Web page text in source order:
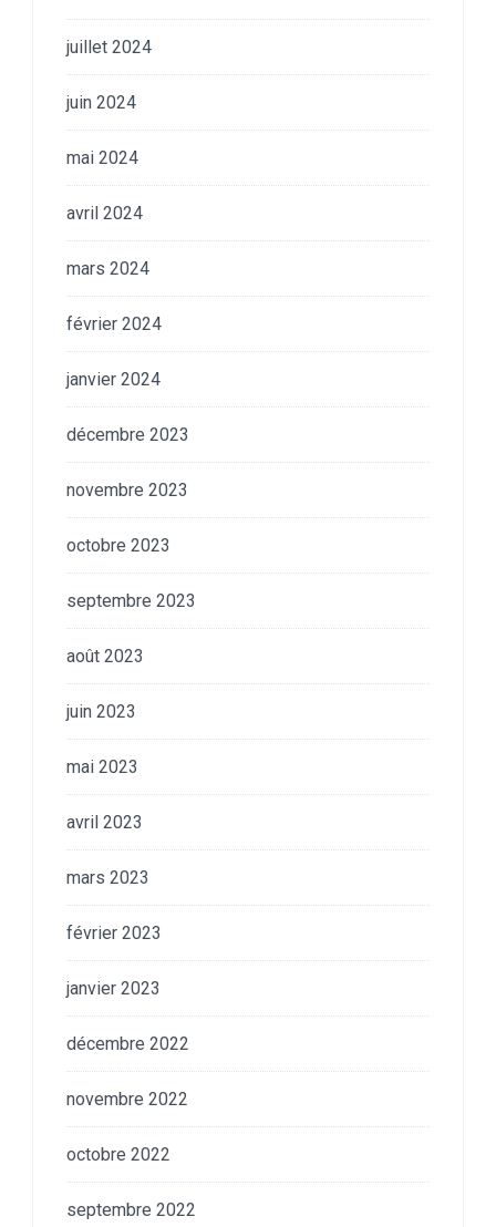
juillet 2024
juin 2024
mai 2024
avril 2024
mars 2024
février 2024
janvier 2024
décembre 2023
novembre 2023
octobre 2023
septembre 2023
août 2023
juin 2023
mai 2023
avril 2023
mars 2023
février 2023
janvier 2023
décembre 2022
novembre 2022
octobre 2022
septembre 2022